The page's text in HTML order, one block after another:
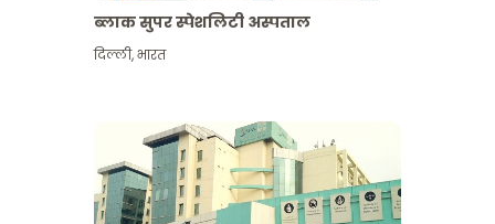
ब्लाक सुपर स्पेशलिटी अस्पताल
दिल्ली,भारत